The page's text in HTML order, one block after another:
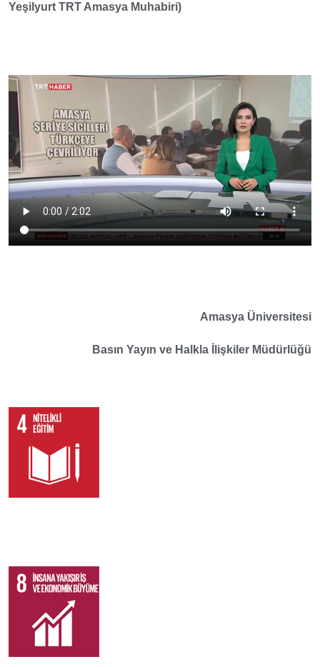
Yeşilyurt TRT Amasya Muhabiri)
Amasya Üniversitesi
Basın Yayın ve Halkla İlişkiler Müdürlüğü